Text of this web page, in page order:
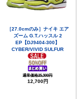
［27.0cmのみ］ナイキ エア
ズーム G.T.ハッスル 2
EP【DJ9404-300】
CYBER/VIVID SULFUR
通常価格25,300円
12,700円